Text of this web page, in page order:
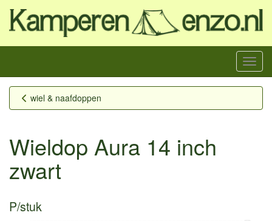
Menu
wiel & naafdoppen
Wieldop Aura 14 inch
zwart
P/stuk